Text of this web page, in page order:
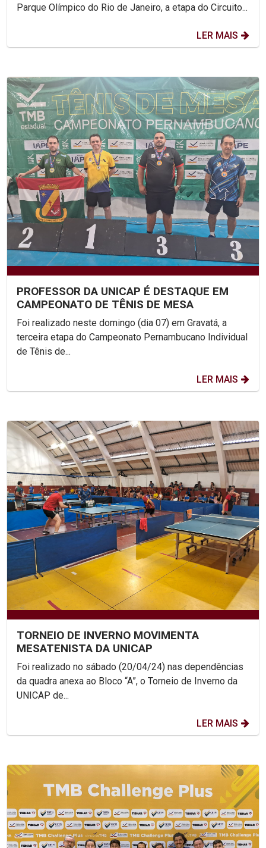
Parque Olímpico do Rio de Janeiro, a etapa do Circuito...
LER MAIS
PROFESSOR DA UNICAP É DESTAQUE EM
CAMPEONATO DE TÊNIS DE MESA
Foi realizado neste domingo (dia 07) em Gravatá, a
terceira etapa do Campeonato Pernambucano Individual
de Tênis de...
LER MAIS
TORNEIO DE INVERNO MOVIMENTA
MESATENISTA DA UNICAP
Foi realizado no sábado (20/04/24) nas dependências
da quadra anexa ao Bloco “A”, o Torneio de Inverno da
UNICAP de...
LER MAIS